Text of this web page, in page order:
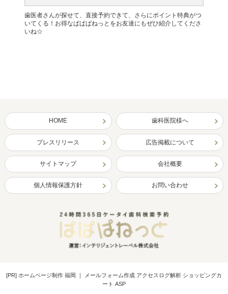
歯医者さんが探せて、直接予約できて、さらにポイント特典がつ
いてくる！お得なぱぱぱねっとをお友達にもぜひ紹介してくださ
いね☆
HOME 歯科医院様へ
プレスリリース 広告掲載について
サイトマップ 会社概要
個人情報保護方針 お問い合わせ
[PR] ホームページ制作 福岡
メールフォーム作成 アクセスログ解析 ショッピングカ
ート ASP